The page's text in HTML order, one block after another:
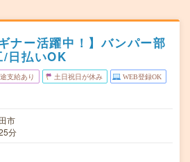
ナー活躍中！】バンパー部
/日払いOK
支給あり 土日祝日が休み WEB登録OK
市
分